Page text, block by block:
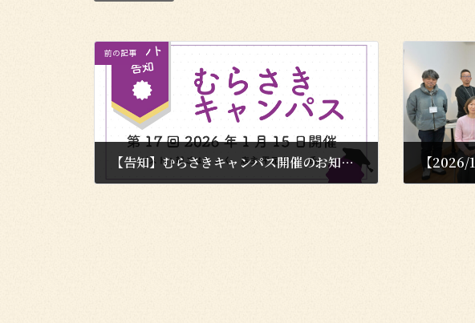
前の記事
【告知】むらさきキャンパス開催のお知らせ【2026/1/15】